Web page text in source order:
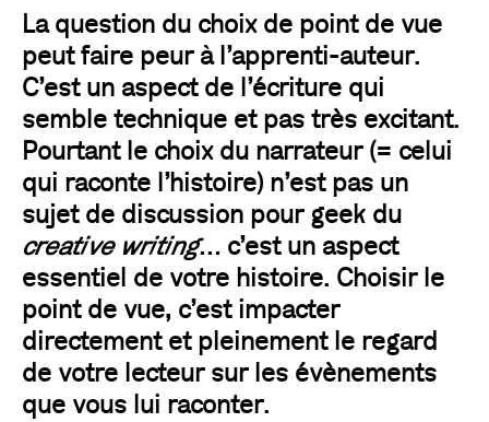
La question du choix de point de vue
peut faire peur à l’apprenti-auteur.
C’est un aspect de l’écriture qui
semble technique et pas très excitant.
Pourtant le choix du narrateur (= celui
qui raconte l’histoire) n’est pas un
sujet de discussion pour geek du
creative writing… c’est un aspect
essentiel de votre histoire. Choisir le
point de vue, c’est impacter
directement et pleinement le regard
de votre lecteur sur les évènements
que vous lui raconter.